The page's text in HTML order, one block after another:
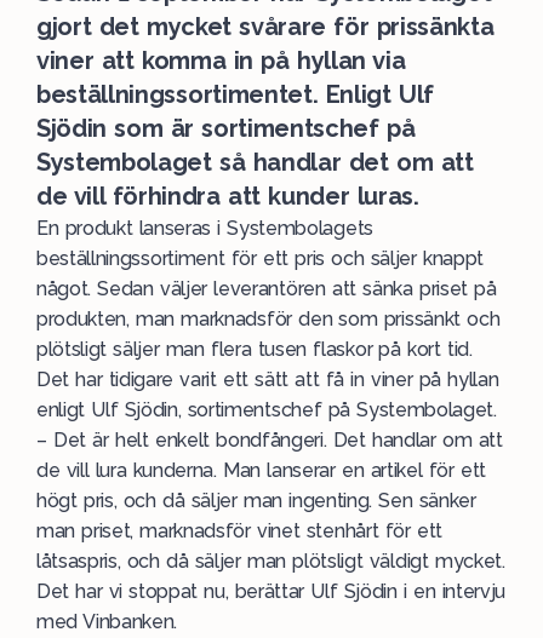
gjort det mycket svårare för prissänkta
viner att komma in på hyllan via
beställningssortimentet. Enligt Ulf
Sjödin som är sortimentschef på
Systembolaget så handlar det om att
de vill förhindra att kunder luras.
En produkt lanseras i Systembolagets
beställningssortimentför ett pris och säljer knappt
något. Sedan väljer leverantören att sänka priset på
produkten, man marknadsför den som prissänkt och
plötsligt säljer man flera tusen flaskor på kort tid.
Det har tidigare varit ett sätt att få in viner på hyllan
enligt Ulf Sjödin, sortimentschef på Systembolaget.
– Det är helt enkelt bondfångeri. Det handlar om att
de vill lura kunderna. Man lanserar en artikel för ett
högt pris, och då säljer man ingenting. Sen sänker
man priset, marknadsför vinet stenhårt för ett
låtsaspris, och då säljer man plötsligt väldigt mycket.
Det har vi stoppat nu, berättar Ulf Sjödin i en intervju
med Vinbanken.